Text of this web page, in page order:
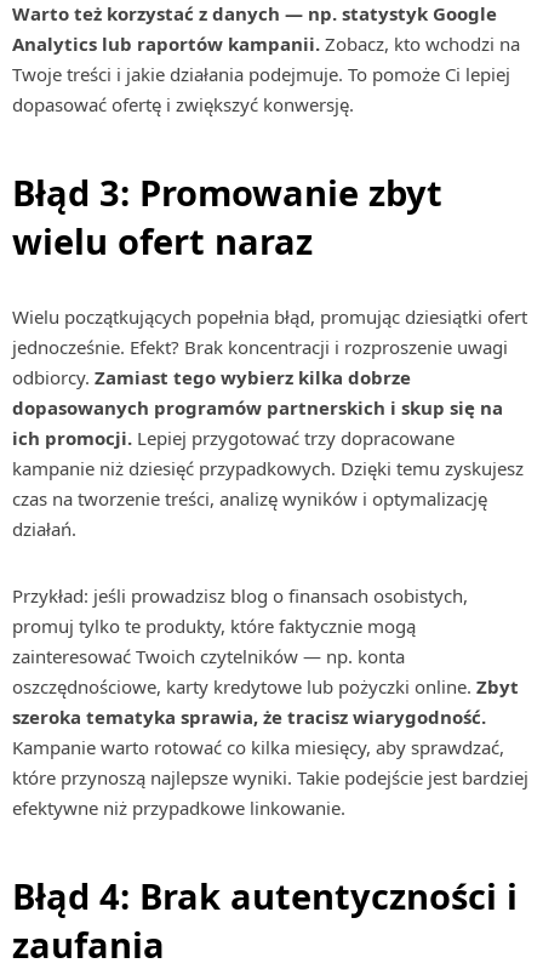
Warto też korzystać z danych — np. statystyk Google
Analytics lub raportów kampanii. Zobacz, kto wchodzi na
Twoje treści i jakie działania podejmuje. To pomoże Ci lepiej
dopasować ofertę i zwiększyć konwersję.
Błąd 3: Promowanie zbyt
wielu ofert naraz
Wielu początkujących popełnia błąd, promując dziesiątki ofert
jednocześnie. Efekt? Brak koncentracji i rozproszenie uwagi
odbiorcy. Zamiast tego wybierz kilka dobrze
dopasowanych programów partnerskich i skup się na
ich promocji. Lepiej przygotować trzy dopracowane
kampanie niż dziesięć przypadkowych. Dzięki temu zyskujesz
czas na tworzenie treści, analizę wyników i optymalizację
działań.
Przykład: jeśli prowadzisz blog o finansach osobistych,
promuj tylko te produkty, które faktycznie mogą
zainteresować Twoich czytelników — np. konta
oszczędnościowe, karty kredytowe lub pożyczki online. Zbyt
szeroka tematyka sprawia, że tracisz wiarygodność.
Kampanie warto rotować co kilka miesięcy, aby sprawdzać,
które przynoszą najlepsze wyniki. Takie podejście jest bardziej
efektywne niż przypadkowe linkowanie.
Błąd 4: Brak autentyczności i
zaufania